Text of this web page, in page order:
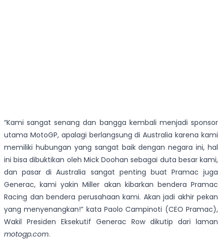
“Kami sangat senang dan bangga kembali menjadi sponsor
utama MotoGP, apalagi berlangsung di Australia karena kami
memiliki hubungan yang sangat baik dengan negara ini, hal
ini bisa dibuktikan oleh Mick Doohan sebagai duta besar kami,
dan pasar di Australia sangat penting buat Pramac juga
Generac, kami yakin Miller akan kibarkan bendera Pramac
Racing dan bendera perusahaan kami. Akan jadi akhir pekan
yang menyenangkan!” kata Paolo Campinoti (CEO Pramac),
Wakil Presiden Eksekutif Generac Row dikutip dari laman
motogp.com.